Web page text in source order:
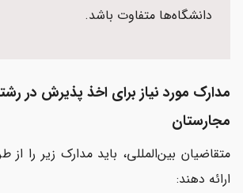
دانشگاه‌ها متفاوت باشد.
مدارک مورد نیاز برای اخذ پذیرش در
مجارستان
متقاضیان بین‌المللی، باید مدارک زیر را
ارائه دهند: